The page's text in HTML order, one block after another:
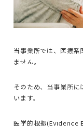
当事業所では、医療系
ません。
そのため、当事業所
います。
医学的根拠(Evidence